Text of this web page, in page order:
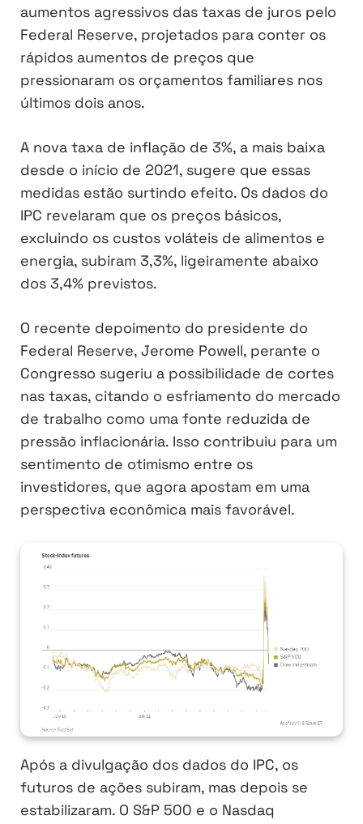
aumentos agressivos das taxas de juros pelo
Federal Reserve, projetados para conter os
rápidos aumentos de preços que
pressionaram os orçamentos familiares nos
últimos dois anos.
A nova taxa de inflação de 3%, a mais baixa
desde o início de 2021, sugere que essas
medidas estão surtindo efeito. Os dados do
IPC revelaram que os preços básicos,
excluindo os custos voláteis de alimentos e
energia, subiram 3,3%, ligeiramente abaixo
dos 3,4% previstos.
O recente depoimento do presidente do
Federal Reserve, Jerome Powell, perante o
Congresso sugeriu a possibilidade de cortes
nas taxas, citando o esfriamento do mercado
de trabalho como uma fonte reduzida de
pressão inflacionária. Isso contribuiu para um
sentimento de otimismo entre os
investidores, que agora apostam em uma
perspectiva econômica mais favorável.
Após a divulgação dos dados do IPC, os
futuros de ações subiram, mas depois se
estabilizaram. O S&P 500 e o Nasdaq